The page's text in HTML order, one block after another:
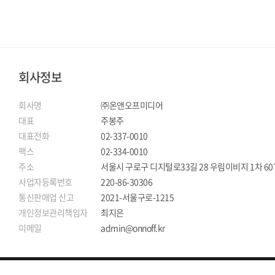
회사정보
회사명
㈜온앤오프미디어
대표
주봉주
대표전화
02-337-0010
팩스
02-334-0010
주소
서울시 구로구 디지털로33길 28 우림이비지 1차
사업자등록번호
220-86-30306
통신판매업 신고
2021-서울구로-1215
개인정보관리책임자
최지은
이메일
admin@onnoff.kr